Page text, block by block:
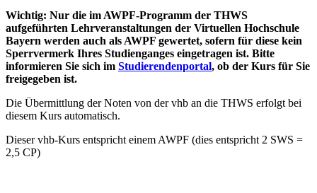
Wichtig: Nur die im AWPF-Programm der THWS
aufgeführten Lehrveranstaltungen der Virtuellen Hochschule
Bayern werden auch als AWPF gewertet, sofern für diese kein
Sperrvermerk Ihres Studienganges eingetragen ist. Bitte
informieren Sie sich im Studierendenportal, ob der Kurs für Sie
freigegeben ist.
Die Übermittlung der Noten von der vhb an die THWS erfolgt bei
diesem Kurs automatisch.
Dieser vhb-Kurs entspricht einem AWPF (dies entspricht 2 SWS =
2,5 CP)